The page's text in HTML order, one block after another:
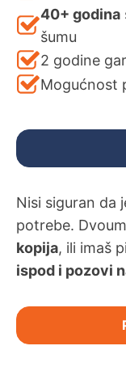
40+ godina
šumu
2 godine
Mogućnost
Nisi siguran da
potrebe.
kopija, ili imaš
ispod i pozovi